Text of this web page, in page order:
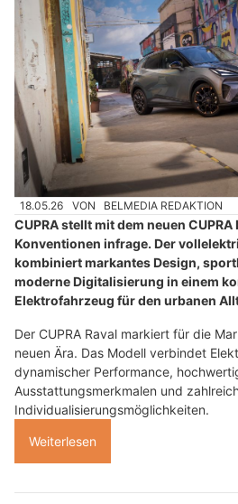
18.05.26 VON BELMEDIA REDAKTION
CUPRA stellt mit dem neuen
Konventionen infrage. Der
kombiniert markantes Design,
moderne Digitalisierung in einem
Elektrofahrzeug für den urbanen
Der CUPRA Raval markiert für die
neuen Ära. Das Modell verbindet
dynamischer Performance,
Ausstattungsmerkmalen und
Individualisierungsmöglichkeiten.
Weiterlesen